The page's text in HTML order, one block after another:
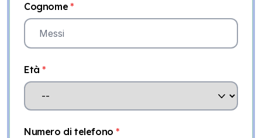
Cognome *
Età *
Numero di telefono *